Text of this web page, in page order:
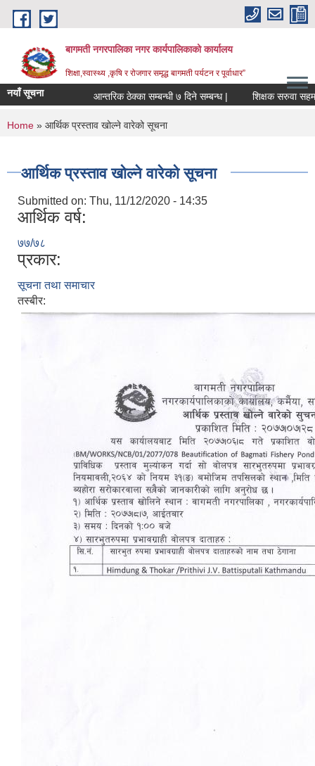
Skip to main content
बागमती नगरपालिका नगर कार्यपालिकाको कार्यालय
शिक्षा,स्वास्थ्य ,कृषि र रोजगार समृद्ध बागमती पर्यटन र पूर्वाधार”
नयाँ सूचना आन्तरिक ठेक्का सम्बन्धी ७ दिने सम्बन्ध | शिक्षक
You are here
Home » आर्थिक प्रस्ताव खोल्ने वारेको सूचना
आर्थिक प्रस्ताव खोल्ने वारेको सूचना
Submitted on: Thu, 11/12/2020 - 14:35
आर्थिक वर्ष:
७७/७८
प्रकार:
सूचना तथा समाचार
तस्बीर: